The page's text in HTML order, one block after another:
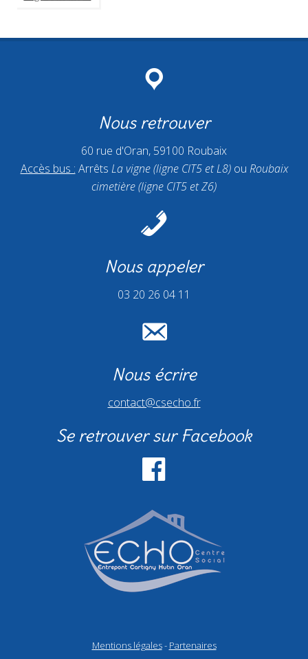
Nous retrouver
60 rue d'Oran, 59100 Roubaix
Accès bus : Arrêts La vigne (ligne CIT5 et L8)ou Roubaix
cimetière (ligne CIT5 et Z6)
Nous appeler
03 20 26 04 11
Nous écrire
contact@csecho.fr
Se retrouver sur Facebook
Mentions légales- Partenaires